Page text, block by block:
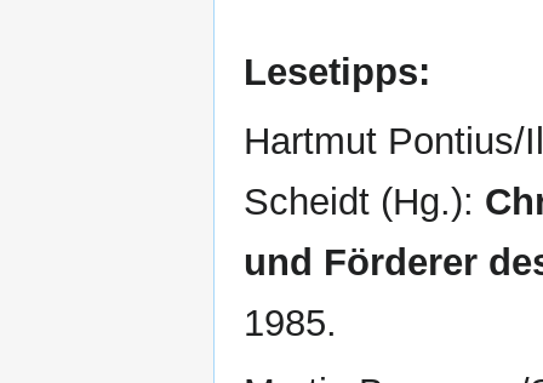
Lesetipps:
Hartmut Pontius/
Scheidt (Hg.):
und Förderer
1985.